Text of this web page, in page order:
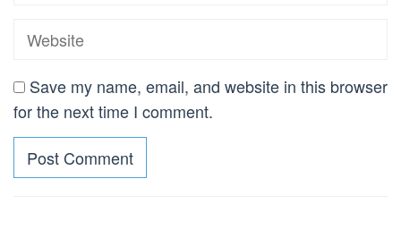
Save my name, email, and website in this browser
for the next time I comment.